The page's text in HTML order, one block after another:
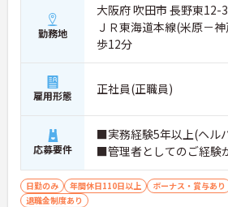
困ったときも一人にならない体制♪
・エリアマネージャーの巡回フォロー
・人事・法務など専門部署がバックアップ
■ 年齢問わず長く働ける職場です♪
将来を見据えてキャリア継続がしやすい！
・定年制度なしで長期勤務が可能
・退職金制度や持株会あり
・勤続年数に応じた手当支給あり
→ 腰を据えて働きたい方にもピッタリです
勤務地
大阪府 吹田市 長野東12-
ＪＲ東海道本線(米原－
歩12分
雇用形態 正社員(正職員)
応募要件
■実務経験5年以上(ヘル
■管理者としてのご経験
日勤のみ 年間休日110日以上 ボーナス・賞与あり
退職金制度あり